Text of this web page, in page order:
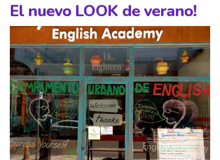
El nuevo LOOK de verano!